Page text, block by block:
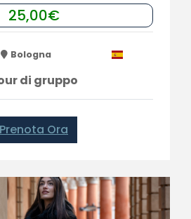
25,00€
Bologna
di gruppo
Prenota Ora